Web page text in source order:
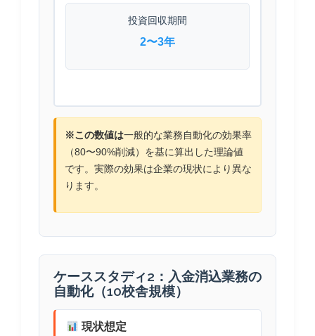
投資回収期間
2〜3年
※この数値は一般的な業務自動化の効果率
（80〜90%削減）を基に算出した理論値
です。実際の効果は企業の現状により異な
ります。
ケーススタディ2：入金消込業務の
自動化（10校舎規模）
現状想定